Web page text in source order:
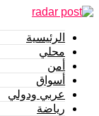
الرئيسية
محلي
أمن
أسواق
عربي ودولي
رياضة